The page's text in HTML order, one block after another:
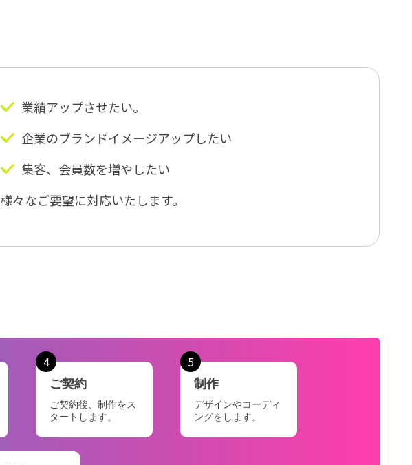
業績アップさせたい。
企業のブランドイメージアップしたい
集客、会員数を増やしたい
様々なご要望に対応いたします。
4
ご契約
ご契約後、制作をス
タートします。
5
制作
デザインやコーディ
ングをします。